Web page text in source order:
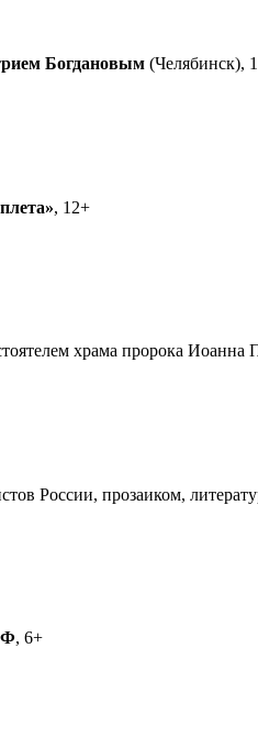
Богдановым (Челябинск),
, 12+
храма пророка Иоанна
России, прозаиком,
, 6+